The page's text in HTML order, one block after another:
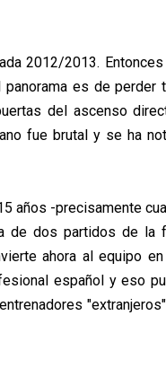
2012/2013. Entonces
panorama es de perder
del ascenso
fue brutal y se ha
años -precisamente
de dos partidos de la
ahora al equipo en
español y eso